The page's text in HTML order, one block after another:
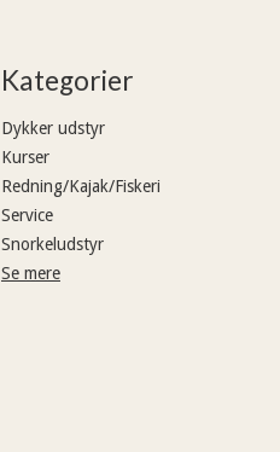
Kategorier
Dykker udstyr
Kurser
Redning/Kajak/Fiskeri
Service
Snorkeludstyr
Se mere